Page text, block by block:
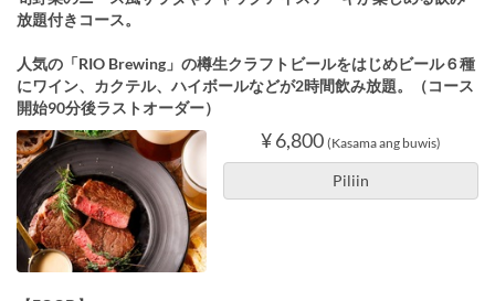
放題付きコース。
人気の「RIO Brewing」の樽生クラフトビールをはじめビール６種
にワイン、カクテル、ハイボールなどが2時間飲み放題。（コース
開始90分後ラストオーダー）
¥ 6,800 (Kasama ang buwis)
Piliin